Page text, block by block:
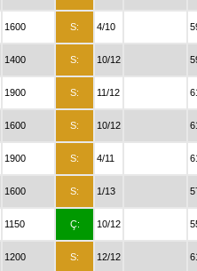
1600 S: 4/10
1400 S: 10/12
1900 S: 11/12
1600 S: 10/12
1900 S: 4/11
1600 S: 1/13
1150 Ç: 10/12
1200 S: 12/12